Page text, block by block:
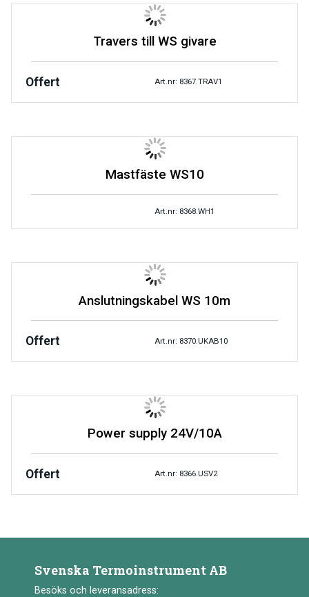
Travers till WS givare
Offert Art.nr: 8367.TRAV1
Mastfäste WS10
Art.nr: 8368.WH1
Anslutningskabel WS 10m
Offert Art.nr: 8370.UKAB10
Power supply 24V/10A
Offert Art.nr: 8366.USV2
Svenska Termoinstrument AB
Besöks och leveransadress: